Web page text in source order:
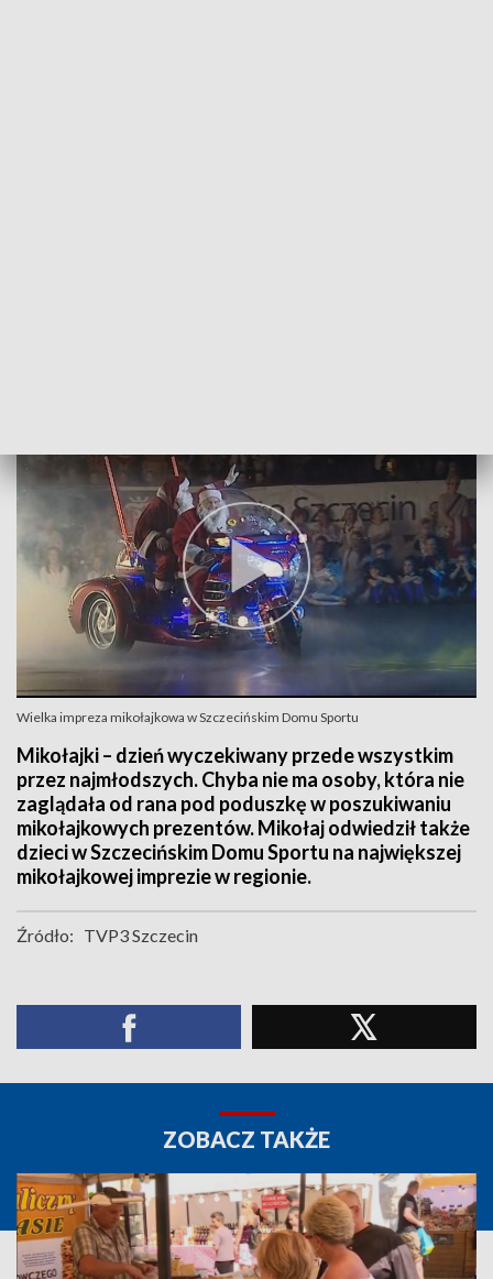
Wielka impreza mikołajkowa w Szczecińskim Domu Sportu
Mikołajki – dzień wyczekiwany przede wszystkim
przez najmłodszych. Chyba nie ma osoby, która nie
zaglądała od rana pod poduszkę w poszukiwaniu
mikołajkowych prezentów. Mikołaj odwiedził także
dzieci w Szczecińskim Domu Sportu na największej
mikołajkowej imprezie w regionie.
Źródło: TVP3 Szczecin
ZOBACZ TAKŻE